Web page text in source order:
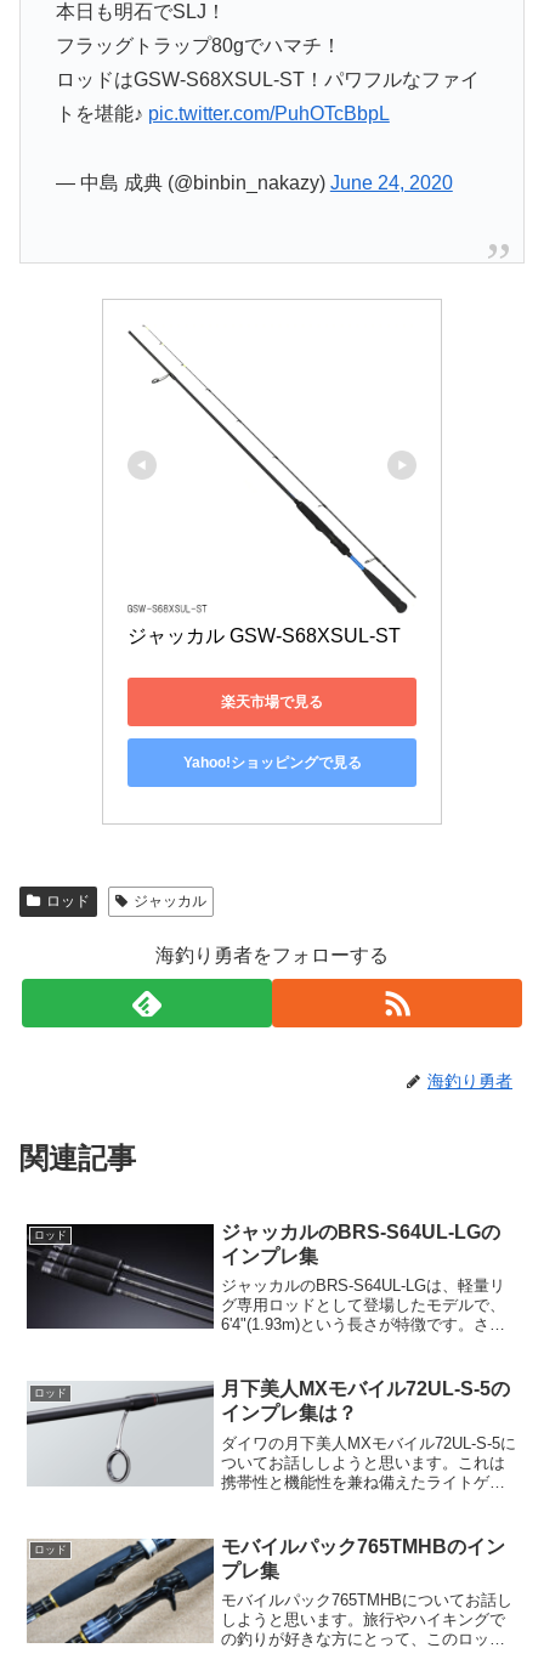
本日も明石でSLJ！
フラッグトラップ80gでハマチ！
ロッドはGSW-S68XSUL-ST！パワフルなファイ
トを堪能♪ pic.twitter.com/PuhOTcBbpL
— 中島 成典 (@binbin_nakazy) June 24, 2020
ジャッカル GSW-S68XSUL-ST
楽天市場で見る
Yahoo!ショッピングで見る
ロッド ジャッカル
海釣り勇者をフォローする
海釣り勇者
関連記事
ロッド
ジャッカルのBRS-S64UL-LGの
インプレ集
ジャッカルのBRS-S64UL-LGは、軽量リ
グ専用ロッドとして登場したモデルで、
6'4"(1.93m)という長さが特徴です。さら
うと、キャスト時の軽快さと、何時...
ロッド
月下美人MXモバイル72UL-S-5の
インプレ集は？
ダイワの月下美人MXモバイル72UL-S-5に
ついてお話ししようと思います。これは
携帯性と機能性を兼ね備えたライトゲー
見事に融合しています。このロッドは、
遠投に適したレ...
ロッド
モバイルパック765TMHBのイン
プレ集
モバイルパック765TMHBについてお話し
しようと思います。旅行やハイキングで
の釣りが好きな方にとって、このロッド